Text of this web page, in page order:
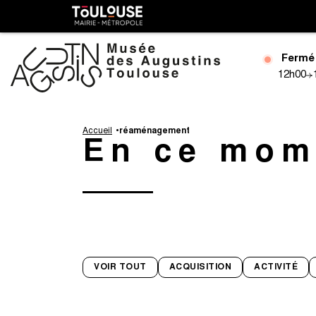
Gestion de vos préférences sur les cookies
au
contenu
Toulouse
métropole
12h00
Accueil réaménagement
En ce
VOIR TOUT ACQUISITION ACTIVITÉ